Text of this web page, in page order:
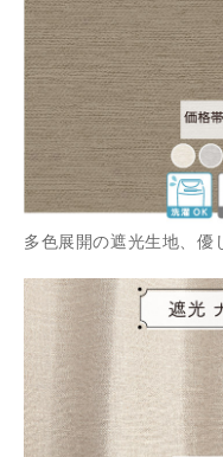
多色展開の遮光生地、優